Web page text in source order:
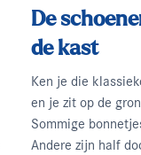
De
de kast
Ken je die
en je zit op de
Sommige
Andere zijn half